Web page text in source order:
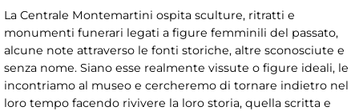
La Centrale Montemartini ospita sculture, ritratti e
monumenti funerari legati a figure femminili del passato,
alcune note attraverso le fonti storiche, altre sconosciute e
senza nome. Siano esse realmente vissute o figure ideali, le
incontriamo al museo e cercheremo di tornare indietro nel
loro tempo facendo rivivere la loro storia, quella scritta e